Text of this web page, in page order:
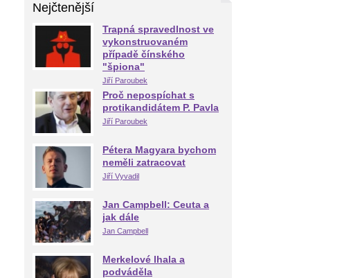
Nejčtenější
Trapná spravedlnost ve
vykonstruovaném
případě čínského
"špiona"
Jiří Paroubek
Proč nepospíchat s
protikandidátem P. Pavla
Jiří Paroubek
Pétera Magyara bychom
neměli zatracovat
Jiří Vyvadil
Jan Campbell: Ceuta a
jak dále
Jan Campbell
Merkelové lhala a
podváděla